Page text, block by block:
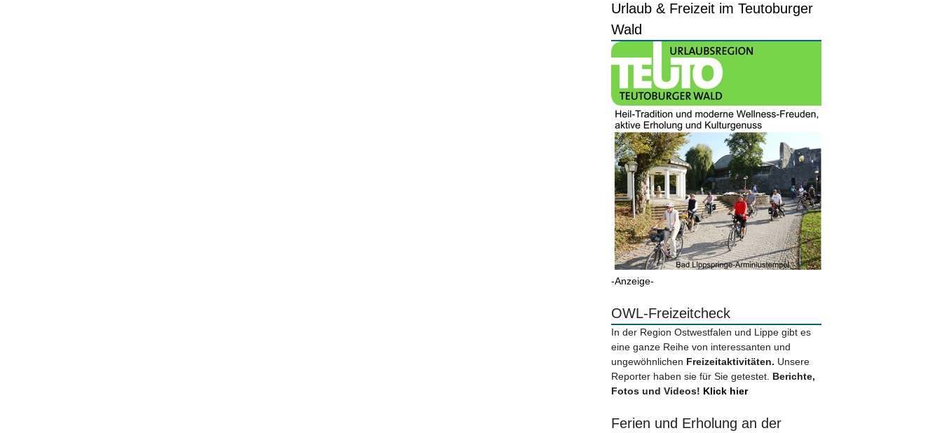
Urlaub & Freizeit im Teutoburger
Wald
-Anzeige-
OWL-Freizeitcheck
In der Region Ostwestfalen und Lippe gibt es
eine ganze Reihe von interessanten und
ungewöhnlichen Freizeitaktivitäten. Unsere
Reporter haben sie für Sie getestet. Berichte,
Fotos und Videos! Klick hier
Ferien und Erholung an der